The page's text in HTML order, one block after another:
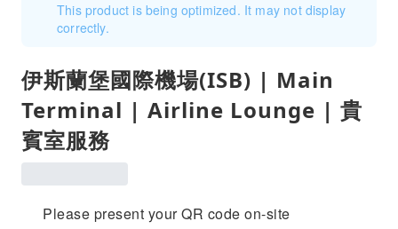
This product is being optimized. It may not display
correctly.
伊斯蘭堡國際機場(ISB) | Main
Terminal | Airline Lounge | 貴
賓室服務
Please present your QR code on-site